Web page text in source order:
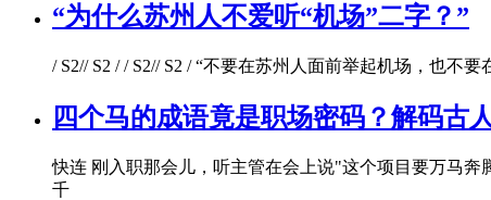
“为什么苏州人不爱听“机场”二字？”
/ S2// S2 / / S2// S2 / “不要在苏州人面前举起机场，也不
四个马的成语竟是职场密码？解码古
快连 刚入职那会儿，听主管在会上说"这个项目要万马
千